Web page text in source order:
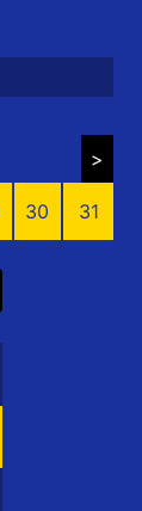
>
30 31